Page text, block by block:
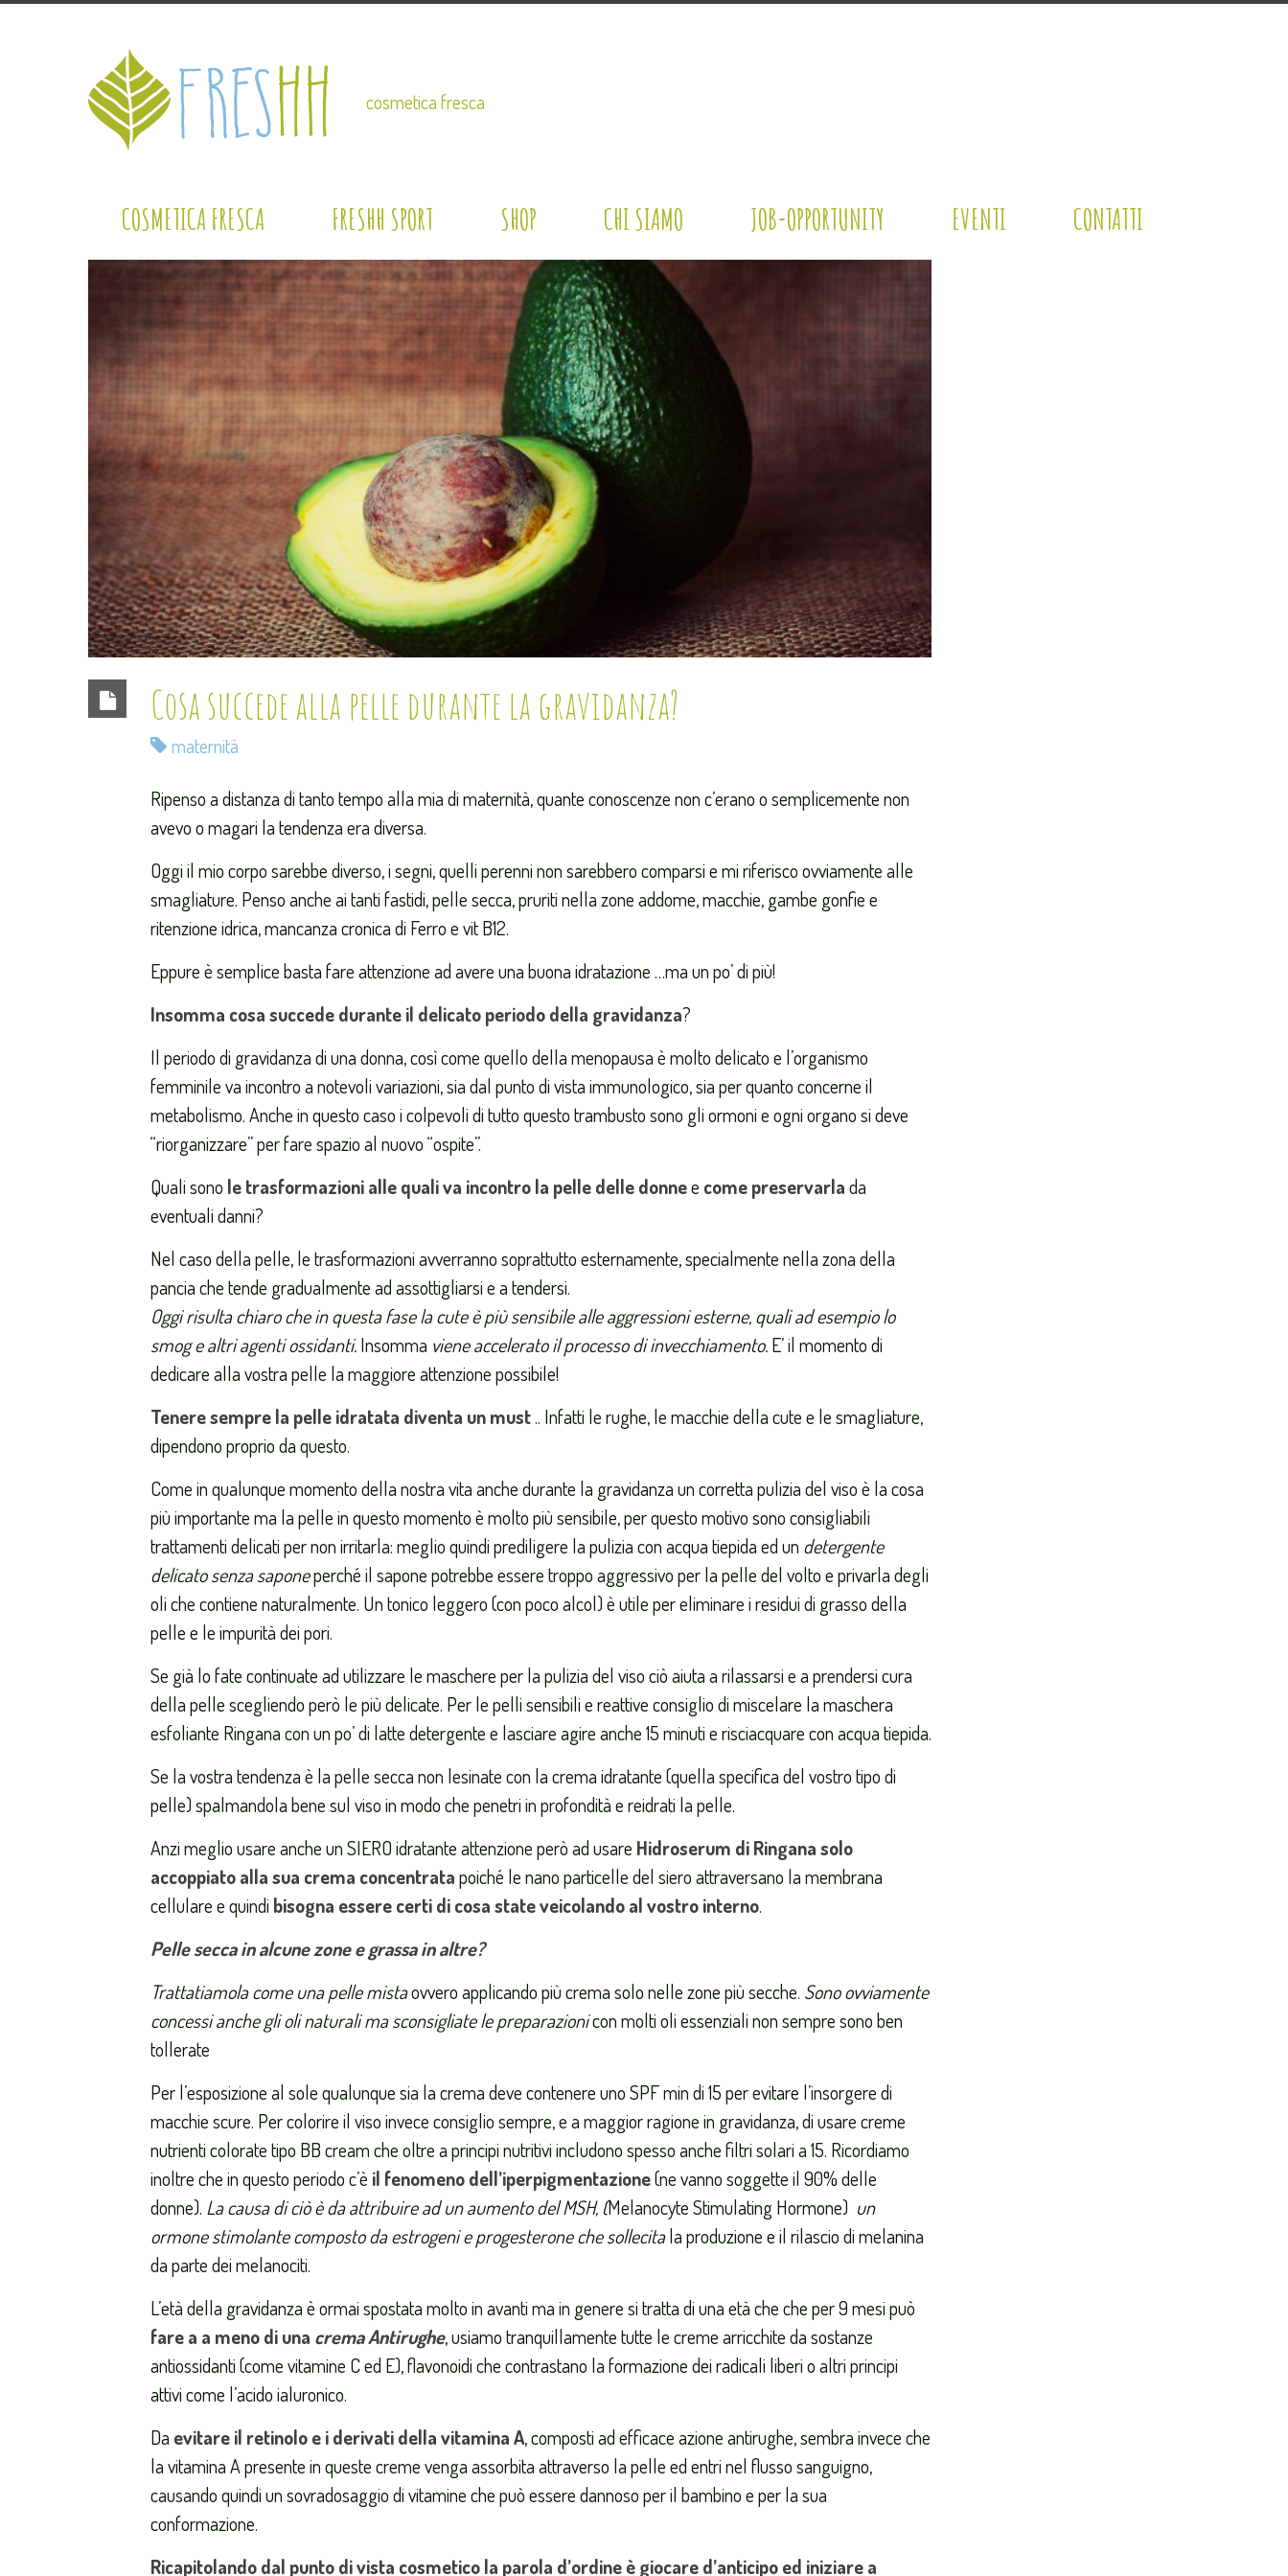
cosmetica fresca
COSMETICA FRESCA FRESHH SPORT SHOP CHI SIAMO JOB-OPPORTUNITY EVENTI CONTATTI
Cosa succede alla pelle durante la gravidanza?
maternità
Ripenso a distanza di tanto tempo alla mia di maternità, quante conoscenze non c’erano o semplicemente non
avevo o magari la tendenza era diversa.
Oggi il mio corpo sarebbe diverso, i segni, quelli perenni non sarebbero comparsi e mi riferisco ovviamente alle
smagliature. Penso anche ai tanti fastidi, pelle secca, pruriti nella zone addome, macchie, gambe gonfie e
ritenzione idrica, mancanza cronica di Ferro e vit B12.
Eppure è semplice basta fare attenzione ad avere una buona idratazione …ma un po’ di più!
Insomma cosa succede durante il delicato periodo della gravidanza?
Il periodo di gravidanza di una donna, così come quello della menopausa è molto delicato e l’organismo
femminile va incontro a notevoli variazioni, sia dal punto di vista immunologico, sia per quanto concerne il
metabolismo. Anche in questo caso i colpevoli di tutto questo trambusto sono gli ormoni e ogni organo si deve
“riorganizzare” per fare spazio al nuovo “ospite”.
Quali sono le trasformazioni alle quali va incontro la pelle delle donnee come preservarlada
eventuali danni?
Nel caso della pelle, le trasformazioni avverranno soprattutto esternamente, specialmente nella zona della
pancia che tende gradualmente ad assottigliarsi e a tendersi.
Oggi risulta chiaro che in questa fase la cute è più sensibile alle aggressioni esterne, quali ad esempio lo
smog e altri agenti ossidanti.Insomma viene accelerato il processo di invecchiamento.E’ il momento di
dedicare alla vostra pelle la maggiore attenzione possibile!
Tenere sempre la pelle idratata diventa un must.. Infatti le rughe, le macchie della cute e le smagliature,
dipendono proprio da questo.
Come in qualunque momento della nostra vita anche durante la gravidanza un corretta pulizia del viso è la cosa
più importante ma la pelle in questo momento è molto più sensibile, per questo motivo sono consigliabili
trattamenti delicati per non irritarla: meglio quindi prediligere la pulizia con acqua tiepida ed un detergente
delicato senza saponeperché il sapone potrebbe essere troppo aggressivo per la pelle del volto e privarla degli
oli che contiene naturalmente. Un tonico leggero (con poco alcol) è utile per eliminare i residui di grasso della
pelle e le impurità dei pori.
Se già lo fate continuate ad utilizzare le maschere per la pulizia del viso ciò aiuta a rilassarsi e a prendersi cura
della pelle scegliendo però le più delicate. Per le pelli sensibili e reattive consiglio di miscelare la maschera
esfoliante Ringana con un po’ di latte detergente e lasciare agire anche 15 minuti e risciacquare con acqua tiepida.
Se la vostra tendenza è la pelle secca non lesinate con la crema idratante (quella specifica del vostro tipo di
pelle) spalmandola bene sul viso in modo che penetri in profondità e reidrati la pelle.
Anzi meglio usare anche un SIERO idratante attenzione però ad usare Hidroserum di Ringana solo
accoppiato alla sua crema concentratapoiché le nano particelle del siero attraversano la membrana
cellulare e quindi bisogna essere certi di cosa state veicolando al vostro interno.
Pelle secca in alcune zone e grassa in altre?
Trattatiamola come una pelle mistaovvero applicando più crema solo nelle zone più secche. Sono ovviamente
concessi anche gli oli naturali ma sconsigliate le preparazionicon molti oli essenziali non sempre sono ben
tollerate
Per l’esposizione al sole qualunque sia la crema deve contenere uno SPF min di 15 per evitare l’insorgere di
macchie scure. Per colorire il viso invece consiglio sempre, e a maggior ragione in gravidanza, di usare creme
nutrienti colorate tipo BB cream che oltre a principi nutritivi includono spesso anche filtri solari a 15. Ricordiamo
inoltre che in questo periodo c’è il fenomeno dell’iperpigmentazione(ne vanno soggette il 90% delle
donne). La causa di ciò è da attribuire ad un aumento del MSH, (Melanocyte Stimulating Hormone) un
ormone stimolante composto da estrogeni e progesterone che sollecitala produzione e il rilascio di melanina
da parte dei melanociti.
L’età della gravidanza è ormai spostata molto in avanti ma in genere si tratta di una età che che per 9 mesi può
fare a a meno di una crema Antirughe, usiamo tranquillamente tutte le creme arricchite da sostanze
antiossidanti (come vitamine C ed E), flavonoidi che contrastano la formazione dei radicali liberi o altri principi
attivi come l’acido ialuronico.
Da evitare il retinolo e i derivati della vitamina A, composti ad efficace azione antirughe, sembra invece che
la vitamina A presente in queste creme venga assorbita attraverso la pelle ed entri nel flusso sanguigno,
causando quindi un sovradosaggio di vitamine che può essere dannoso per il bambino e per la sua
conformazione.
Ricapitolando dal punto di vista cosmetico la parola d’ordine è giocare d’anticipo ed iniziare a